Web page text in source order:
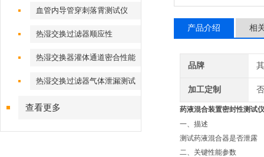
血管内导管穿刺落霄测试仪
热湿交换过滤器顺应性
热湿交换器灌体通道密合性能
热湿交换过滤器气体泄漏测试
查看更多
产品介绍 相
品牌
加工定制 否
药液混合装置密封性测试仪
一、 描述
测试药液混合器是否泄露
二、关键性能参数